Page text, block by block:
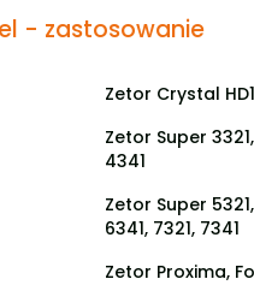
- zastosowanie
Zetor Crystal
Zetor Super
4341
Zetor Super
6341, 7321, 7341
Zetor Proxima,